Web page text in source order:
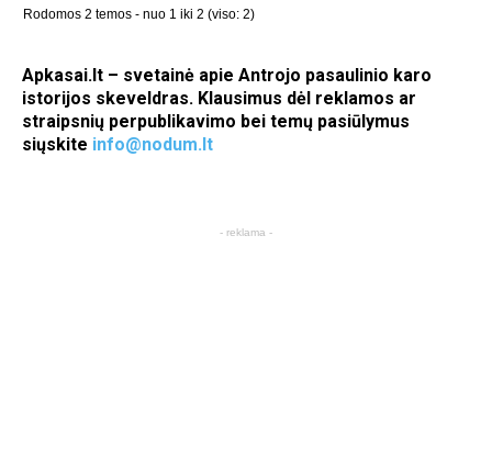
Rodomos 2 temos - nuo 1 iki 2 (viso: 2)
Apkasai.lt – svetainė apie Antrojo pasaulinio karo
istorijos skeveldras. Klausimus dėl reklamos ar
straipsnių perpublikavimo bei temų pasiūlymus
siųskite info@nodum.lt
- reklama -